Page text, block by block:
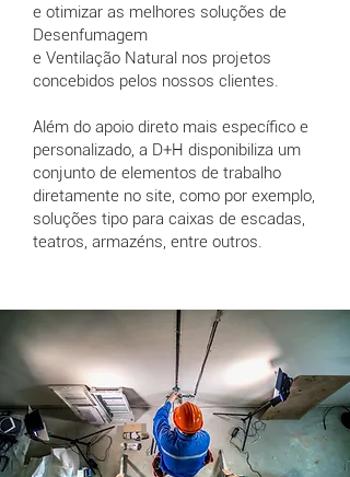
e otimizar as melhores soluções de
Desenfumagem
e Ventilação Natural nos projetos
concebidos pelos nossos clientes.
Além do apoio direto mais específico e
personalizado, a D+H disponibiliza um
conjunto de elementos de trabalho
diretamente no site, como por exemplo,
soluções tipo para caixas de escadas,
teatros, armazéns, entre outros.